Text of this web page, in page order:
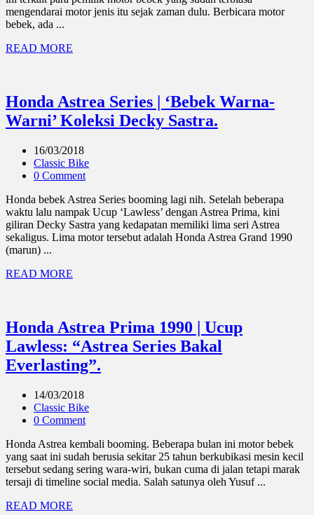
mengendarai motor jenis itu sejak zaman dulu. Berbicara motor
bebek, ada ...
READ MORE
Honda Astrea Series | ‘Bebek Warna-
Warni’ Koleksi Decky Sastra.
16/03/2018
Classic Bike
0 Comment
Honda bebek Astrea Series booming lagi nih. Setelah beberapa
waktu lalu nampak Ucup ‘Lawless’ dengan Astrea Prima, kini
giliran Decky Sastra yang kedapatan memiliki lima seri Astrea
sekaligus. Lima motor tersebut adalah Honda Astrea Grand 1990
(marun) ...
READ MORE
Honda Astrea Prima 1990 | Ucup
Lawless: “Astrea Series Bakal
Everlasting”.
14/03/2018
Classic Bike
0 Comment
Honda Astrea kembali booming. Beberapa bulan ini motor bebek
yang saat ini sudah berusia sekitar 25 tahun berkubikasi mesin kecil
tersebut sedang sering wara-wiri, bukan cuma di jalan tetapi marak
tersaji di timeline social media. Salah satunya oleh Yusuf ...
READ MORE